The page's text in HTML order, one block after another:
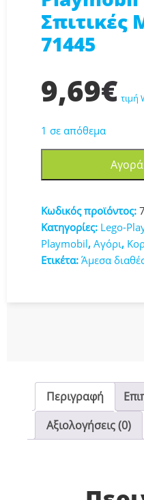
Σπιτικές
71445
9,69€ τιμή
1 σε απόθεμα
Μαρμελάδες
71445
ποσότητα
Αγορά
Κωδικός προϊόντος:
Κατηγορίες: Lego-
Playmobil, Αγόρι,
Ετικέτα: Άμεσα
Περιγραφή
Αξιολογήσεις (0)